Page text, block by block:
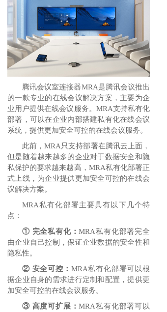
腾讯会议室连接器MRA是腾讯会议推出
的一款专业的在线会议解决方案，主要为企
业用户提供在线会议服务。MRA支持私有化
部署，可以在企业内部搭建私有化在线会议
系统，提供更加安全可控的在线会议服务。
此前，MRA只支持部署在腾讯云上面，
但是随着越来越多的企业对于数据安全和隐
私保护的要求越来越高，MRA私有化部署正
式上线，为企业提供更加安全可控的在线会
议解决方案。
MRA私有化部署主要具有以下几个特
点：
① 完全私有化：MRA私有化部署完全
由企业自己控制，保证企业数据的安全性和
隐私性。
② 安全可控： MRA私有化部署可以根
据企业自身的需求进行定制和配置，提供更
加安全可控的在线会议服务。
③ 高度可扩展：MRA私有化部署可以